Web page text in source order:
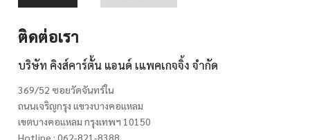
ติดต่อเรา
บริษัท คิงส์คาร์ตั้น แอนด์ เแพคเกจจิ้ง จำกัด
369/52 ซอยวัดจันทร์ใน
ถนนเจริญกรุง แขวงบางคอแหลม
เขตบางคอแหลม กรุงเทพฯ 10150
Hotline : 062-821-8388